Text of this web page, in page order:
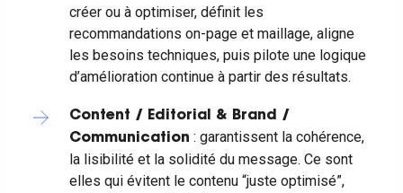
créer ou à optimiser, définit les
recommandations on-page et maillage, aligne
les besoins techniques, puis pilote une logique
d’amélioration continue à partir des résultats.
Content / Editorial & Brand /
Communication : garantissent la cohérence,
la lisibilité et la solidité du message. Ce sont
elles qui évitent le contenu “juste optimisé”,